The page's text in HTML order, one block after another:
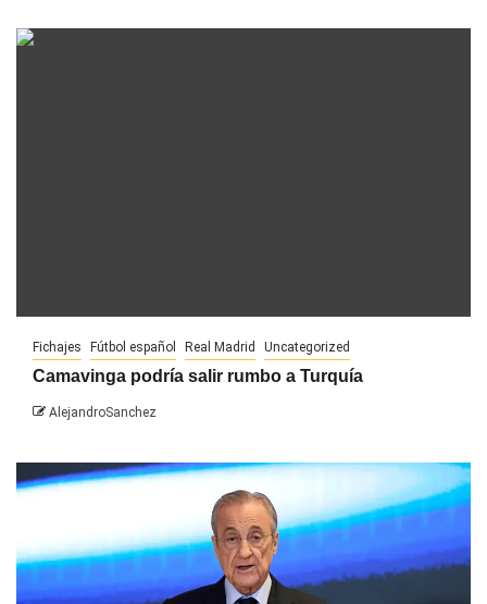
Fichajes Fútbol español Real Madrid Uncategorized
Camavinga podría salir rumbo a Turquía
AlejandroSanchez